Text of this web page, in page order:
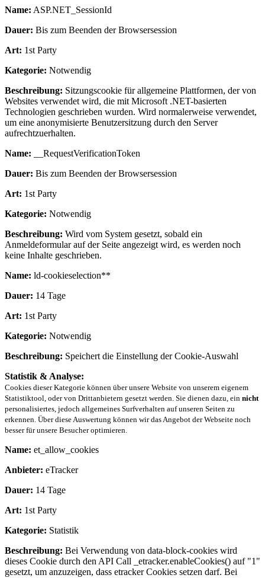
Name: ASP.NET_SessionId
Dauer: Bis zum Beenden der Browsersession
Art: 1st Party
Kategorie: Notwendig
Beschreibung: Sitzungscookie für allgemeine Plattformen, der von
Websites verwendet wird, die mit Microsoft .NET-basierten
Technologien geschrieben wurden. Wird normalerweise verwendet,
um eine anonymisierte Benutzersitzung durch den Server
aufrechtzuerhalten.
Name: __RequestVerificationToken
Dauer: Bis zum Beenden der Browsersession
Art: 1st Party
Kategorie: Notwendig
Beschreibung: Wird vom System gesetzt, sobald ein
Anmeldeformular auf der Seite angezeigt wird, es werden noch
keine Inhalte geschrieben.
Name: ld-cookieselection**
Dauer: 14 Tage
Art: 1st Party
Kategorie: Notwendig
Beschreibung: Speichert die Einstellung der Cookie-Auswahl
Statistik & Analyse:
Cookies dieser Kategorie können über unsere Website von unserem eigenem
Statistiktool, oder von Drittanbietern gesetzt werden. Sie dienen dazu, ein nicht
personalisiertes, jedoch allgemeines Surfverhalten auf unseren Seiten zu
erkennen. Über diese Auswertung können wir das Angebot der Webseite noch
besser für unsere Besucher optimieren.
Name: et_allow_cookies
Anbieter: eTracker
Dauer: 14 Tage
Art: 1st Party
Kategorie: Statistik
Beschreibung: Bei Verwendung von data-block-cookies wird
dieses Cookie durch den API Call _etracker.enableCookies() auf "1"
gesetzt, um anzuzeigen, dass etracker Cookies setzen darf. Bei